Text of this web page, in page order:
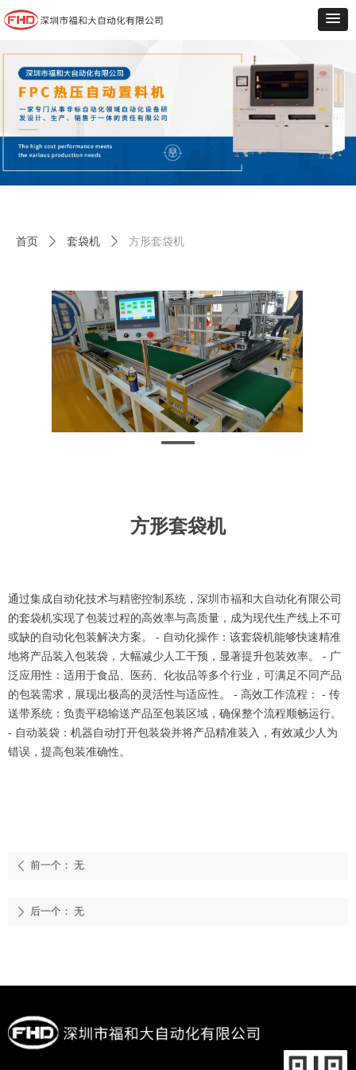
方形套袋机
通过集成自动化技术与精密控制系统，深圳市福和大自动化有限公司
的套袋机实现了包装过程的高效率与高质量，成为现代生产线上不可
或缺的自动化包装解决方案。 - 自动化操作：该套袋机能够快速精准
地将产品装入包装袋，大幅减少人工干预，显著提升包装效率。 - 广
泛应用性：适用于食品、医药、化妆品等多个行业，可满足不同产品
的包装需求，展现出极高的灵活性与适应性。 - 高效工作流程： - 传
送带系统：负责平稳输送产品至包装区域，确保整个流程顺畅运行。
- 自动装袋：机器自动打开包装袋并将产品精准装入，有效减少人为
错误，提高包装准确性。
首页 ꄲ 套袋机 ꄲ 方形套袋机
ꄴ 前一个： 无
ꄲ 后一个： 无